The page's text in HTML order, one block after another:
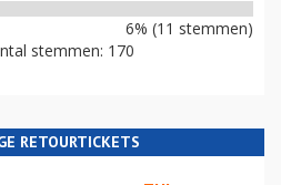
6% (11 stemmen)
stemmen: 170
RETOURTICKETS